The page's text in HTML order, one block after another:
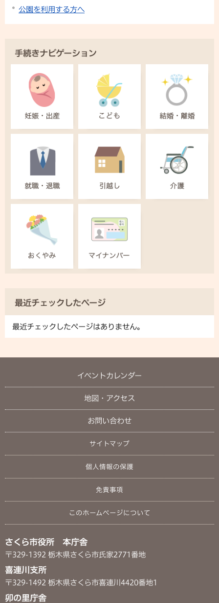
公園を利用する方へ
手続きナビゲーション
最近チェックしたページ
最近チェックしたページはありません。
イベントカレンダー
地図・アクセス
お問い合わせ
サイトマップ
個人情報の保護
免責事項
このホームページについて
さくら市役所 本庁舎
〒329-1392 栃木県さくら市氏家2771番地
喜連川支所
〒329-1492 栃木県さくら市喜連川4420番地1
卯の里庁舎